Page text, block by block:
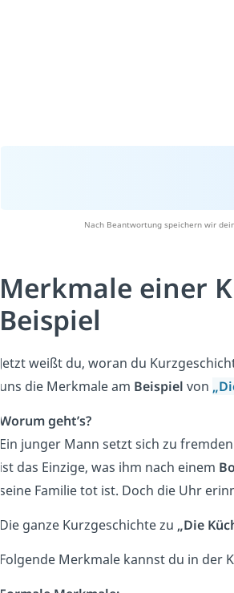
Nach Beantwortung speichern wir
Merkmale einer
Beispiel
Jetzt weißt du, woran du
uns die Merkmale am Beispiel von „
Worum geht’s?
Ein junger Mann setzt sich zu
ist das Einzige, was ihm nach einem
seine Familie tot ist. Doch die Uhr
Die ganze Kurzgeschichte zu „Die
Folgende Merkmale kannst du in der